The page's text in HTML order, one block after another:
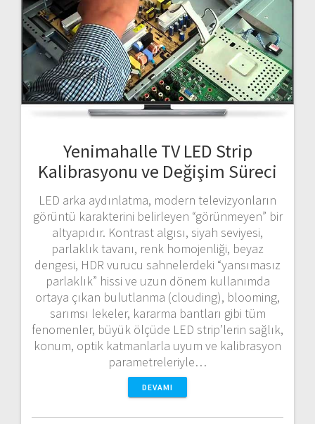
Yenimahalle TV LED Strip
Kalibrasyonu ve Değişim Süreci
LED arka aydınlatma, modern televizyonların
görüntü karakterini belirleyen “görünmeyen” bir
altyapıdır. Kontrast algısı, siyah seviyesi,
parlaklık tavanı, renk homojenliği, beyaz
dengesi, HDR vurucu sahnelerdeki “yansımasız
parlaklık” hissi ve uzun dönem kullanımda
ortaya çıkan bulutlanma (clouding), blooming,
sarımsı lekeler, kararma bantları gibi tüm
fenomenler, büyük ölçüde LED strip’lerin sağlık,
konum, optik katmanlarla uyum ve kalibrasyon
parametreleriyle…
DEVAMI